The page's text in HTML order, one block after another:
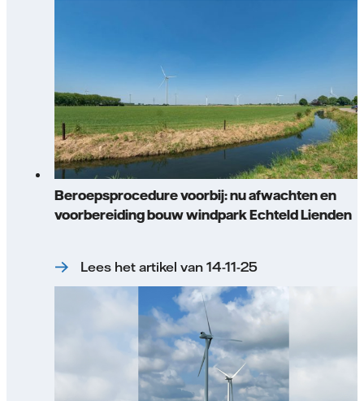
Beroepsprocedure voorbij: nu afwachten en
voorbereiding bouw windpark Echteld Lienden
Lees het artikel van 14-11-25